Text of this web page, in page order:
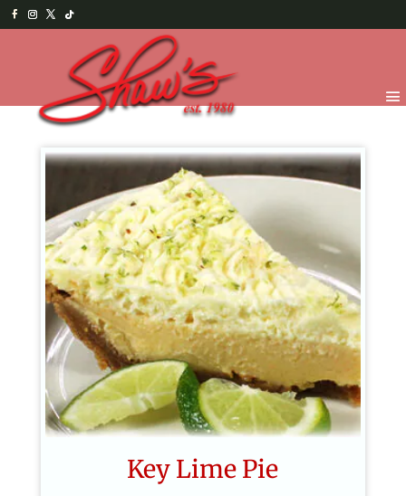
Key Lime Pie